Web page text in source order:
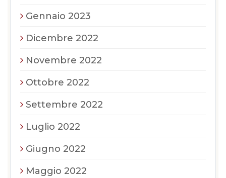
Gennaio 2023
Dicembre 2022
Novembre 2022
Ottobre 2022
Settembre 2022
Luglio 2022
Giugno 2022
Maggio 2022